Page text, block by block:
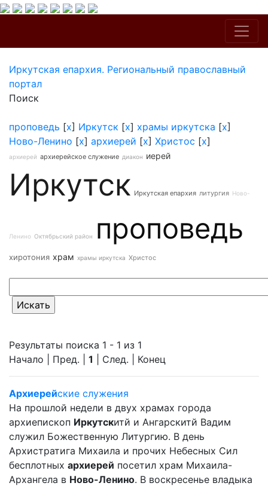
Иркутская епархия. Региональный православный
портал
Поиск
проповедь [x] Иркутск [x] храмы иркутска [x]
Ново-Ленино [x] архиерей [x] Христос [x]
архиерей архиерейское служение диакон иерей
Иркутск Иркутская епархия литургия Ново-
Ленино Октябрьский район проповедь
хиротония храм храмы иркутска Христос
Результаты поиска 1 - 1 из 1
Начало | Пред. | 1 | След. | Конец
Архиерейские служения
На прошлой недели в двух храмах города
архиепископ Иркутскитй и Ангарскитй Вадим
служил Божественную Литургию. В день
Архистратига Михаила и прочих Небесных Сил
бесплотных архиерей посетил храм Михаила-
Архангела в Ново-Ленино. В воскресенье владыка